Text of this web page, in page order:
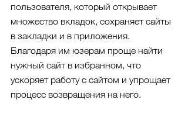
пользователя, который открывает
множество вкладок, сохраняет сайты
в закладки и в приложения.
Благодаря им юзерам проще найти
нужный сайт в избранном, что
ускоряет работу с сайтом и упрощает
процесс возвращения на него.